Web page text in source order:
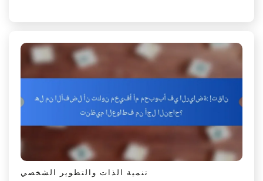
تنمية الذات والتطوير الشخصي